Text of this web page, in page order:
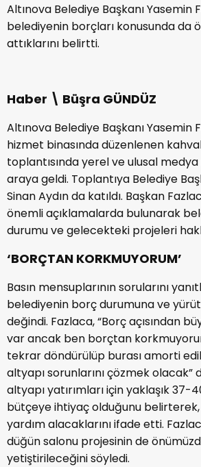
Altınova Belediye Başkanı Yasemin
belediyenin borçları konusunda da
attıklarını belirtti.
Haber \ Büşra GÜNDÜZ
Altınova Belediye Başkanı Yasemin
hizmet binasında düzenlenen
toplantısında yerel ve ulusal
araya geldi. Toplantıya Belediye
Sinan Aydın da katıldı. Başkan
önemli açıklamalarda bulunarak
durumu ve gelecekteki projeleri
‘BORÇTAN KORKMUYORUM’
Basın mensuplarının sorularını
belediyenin borç durumuna ve
değindi. Fazlaca, “Borç açısından
var ancak ben borçtan
tekrar döndürülüp burası amorti
altyapı sorunlarını çözmek olacak”
altyapı yatırımları için yaklaşık 37-
bütçeye ihtiyaç olduğunu
yardım alacaklarını ifade etti.
düğün salonu projesinin de
yetiştirileceğini söyledi.